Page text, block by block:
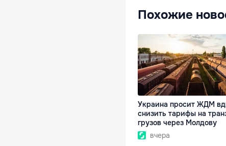
Похожие
Украина просит ЖДМ
снизить тарифы на
грузов через Молдову
вчера